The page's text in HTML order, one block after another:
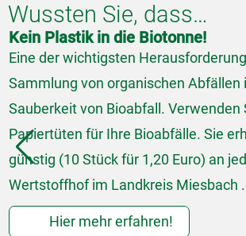
Wussten Sie, dass…
Kein Plastik in die Biotonne!
Eine der wichtigsten
Sammlung von organischen Abfällen
Sauberkeit von Bioabfall. Verwenden
Papiertüten für Ihre Bioabfälle. Sie
günstig (10 Stück für 1,20 Euro) an
Wertstoffhof im Landkreis Miesbach .
Hier mehr erfahren!